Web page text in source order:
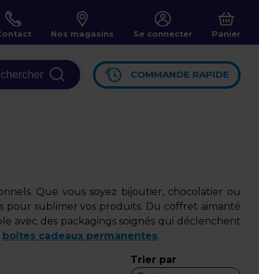
Nos magasins Se connecter Panier
COMMANDE RAPIDE
Que vous soyez bijoutier, chocolatier ou
sublimer vos produits. Du coffret aimanté
avec des packagings soignés qui déclenchent
boîtes cadeaux permanentes.
Trier par